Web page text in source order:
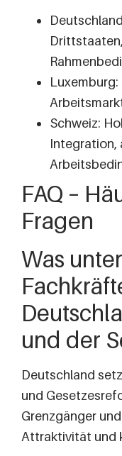
Schweiz:
Integration,
FAQ –
Fragen
Was
und der
Deutschland
und
Grenzgänger
Attraktivität und